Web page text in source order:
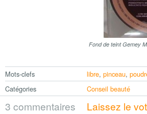
Fond de teint Gemey
Mots-clefs libre, pinceau,
Catégories
Conseil beauté
3 commentaires Laissez le